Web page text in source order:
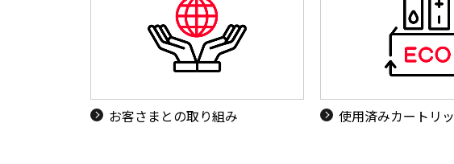
お客さまとの取り組み 使用済みカートリ